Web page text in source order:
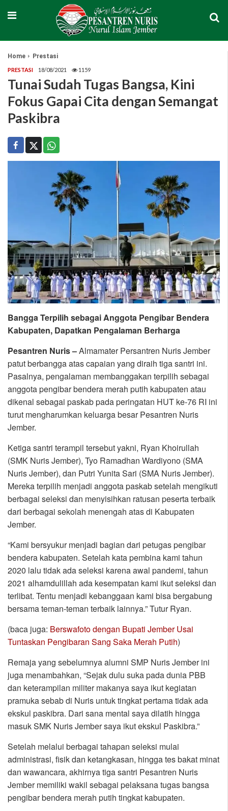
Home Prestasi
PRESTASI 18/08/2021 1159
Tunai Sudah Tugas Bangsa, Kini
Fokus Gapai Cita dengan Semangat
Paskibra
Bangga Terpilih sebagai Anggota Pengibar Bendera
Kabupaten, Dapatkan Pengalaman Berharga
Pesantren Nuris –Almamater Persantren Nuris Jember
patut berbangga atas capaian yang diraih tiga santri ini.
Pasalnya, pengalaman membanggakan terpilih sebagai
anggota pengibar bendera merah putih kabupaten atau
dikenal sebagai paskab pada peringatan HUT ke-76 RI ini
turut mengharumkan keluarga besar Pesantren Nuris
Jember.
Ketiga santri terampil tersebut yakni, Ryan Khoirullah
(SMK Nuris Jember), Tyo Ramadhan Wardiyono (SMA
Nuris Jember), dan Putri Yunita Sari (SMA Nuris Jember).
Mereka terpilih menjadi anggota paskab setelah mengikuti
berbagai seleksi dan menyisihkan ratusan peserta terbaik
dari berbagai sekolah menengah atas di Kabupaten
Jember.
“Kami bersyukur menjadi bagian dari petugas pengibar
bendera kabupaten. Setelah kata pembina kami tahun
2020 lalu tidak ada seleksi karena awal pandemi, tahun
2021 alhamdulillah ada kesempatan kami ikut seleksi dan
terlibat. Tentu menjadi kebanggaan kami bisa bergabung
bersama teman-teman terbaik lainnya.” Tutur Ryan.
(baca juga: Berswafoto dengan Bupati Jember Usai
Tuntaskan Pengibaran Sang Saka Merah Putih)
Remaja yang sebelumnya alumni SMP Nuris Jember ini
juga menambahkan, “Sejak dulu suka pada dunia PBB
dan keterampilan militer makanya saya ikut kegiatan
pramuka sebab di Nuris untuk tingkat pertama tidak ada
ekskul paskibra. Dari sana mental saya dilatih hingga
masuk SMK Nuris Jember saya ikut ekskul Paskibra.”
Setelah melalui berbagai tahapan seleksi mulai
administrasi, fisik dan ketangkasan, hingga tes bakat minat
dan wawancara, akhirnya tiga santri Pesantren Nuris
Jember memiliki wakil sebagai pelaksana tugas bangsa
pengibar bendera merah putih tingkat kabupaten.